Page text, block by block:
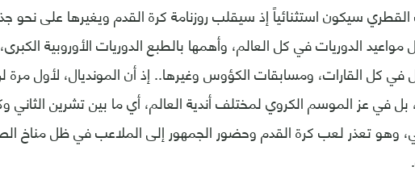
مواعيد الدوريات في كل العالم، وأهمها بالطبع الدوريات الأوروبية
في كل القارات، ومسابقات الكؤوس وغيرها.. إذ أن المونديال، لأول مرة
بل في عز الموسم الكروي لمختلف أندية العالم، أي ما بين تشرين الثاني
وهو تعذر لعب كرة القدم وحضور الجمهور إلى الملاعب في ظل مناخ